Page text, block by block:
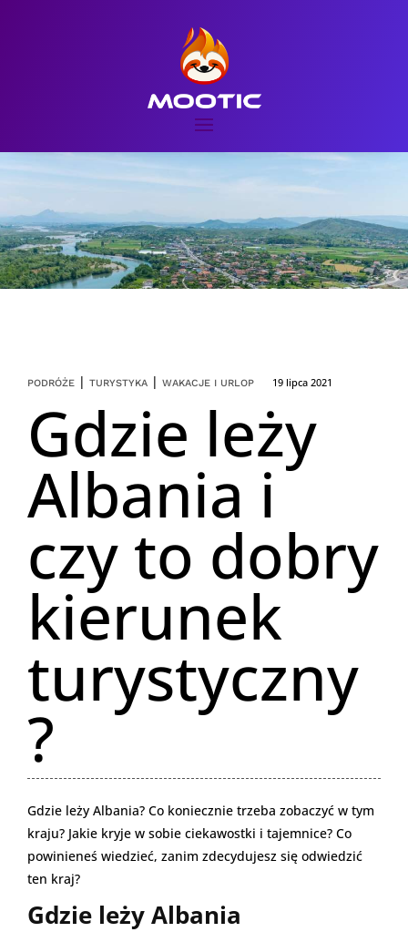
PODRÓŻE | TURYSTYKA | WAKACJE I URLOP 19 lipca 2021
Gdzie leży
Albania i
czy to dobry
kierunek
turystyczny
?
Gdzie leży Albania? Co koniecznie trzeba zobaczyć w tym
kraju? Jakie kryje w sobie ciekawostki i tajemnice? Co
powinieneś wiedzieć, zanim zdecydujesz się odwiedzić
ten kraj?
Gdzie leży Albania